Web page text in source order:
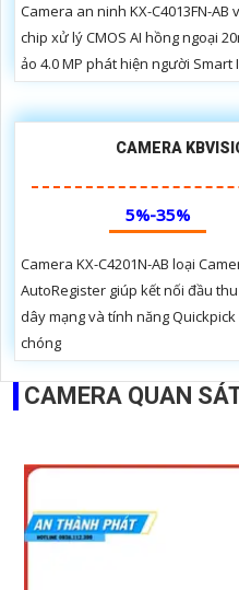
Camera an ninh KX-C4013FN-
chip xử lý CMOS AI hồng ngoại
ảo 4.0 MP phát hiện người Smart
CAMERA
5%-35%
Camera KX-C4201N-AB loại
AutoRegister giúp kết nối đầu
dây mạng và tính năng
chóng
CAMERA QUAN